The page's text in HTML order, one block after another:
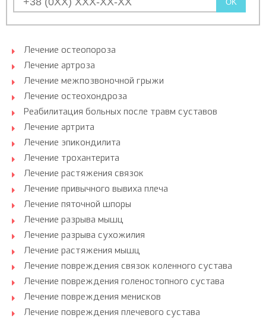
OK
Лечение остеопороза
Лечение артроза
Лечение межпозвоночной грыжи
Лечение остеохондроза
Реабилитация больных после травм суставов
Лечение артрита
Лечение эпикондилита
Лечение трохантерита
Лечение растяжения связок
Лечение привычного вывиха плеча
Лечение пяточной шпоры
Лечение разрыва мышц
Лечение разрыва сухожилия
Лечение растяжения мышц
Лечение повреждения связок коленного сустава
Лечение повреждения голеностопного сустава
Лечение повреждения менисков
Лечение повреждения плечевого сустава